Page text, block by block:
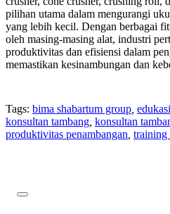
pilihan utama dalam mengurangi
yang lebih kecil. Dengan berbagai
oleh masing-masing alat, industri
produktivitas dan efisiensi dalam
memastikan kesinambungan dan
Tags: bima shabartum group
konsultan tambang konsultan
produktivitas penambangan training